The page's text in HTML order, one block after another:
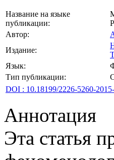
Название на языке
публикации:
Автор:
Издание:
Язык:
Тип публикации:
DOI : 10.18199/2226-5260-
Аннотация
Эта статья